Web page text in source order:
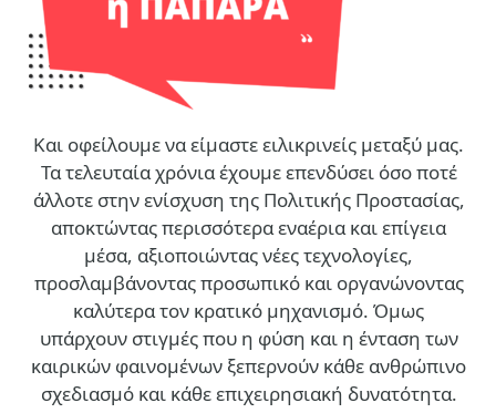
Και οφείλουμε να είμαστε ειλικρινείς μεταξύ μας.
Τα τελευταία χρόνια έχουμε επενδύσει όσο ποτέ
άλλοτε στην ενίσχυση της Πολιτικής Προστασίας,
αποκτώντας περισσότερα εναέρια και επίγεια
μέσα, αξιοποιώντας νέες τεχνολογίες,
προσλαμβάνοντας προσωπικό και οργανώνοντας
καλύτερα τον κρατικό μηχανισμό. Όμως
υπάρχουν στιγμές που η φύση και η ένταση των
καιρικών φαινομένων ξεπερνούν κάθε ανθρώπινο
σχεδιασμό και κάθε επιχειρησιακή δυνατότητα.